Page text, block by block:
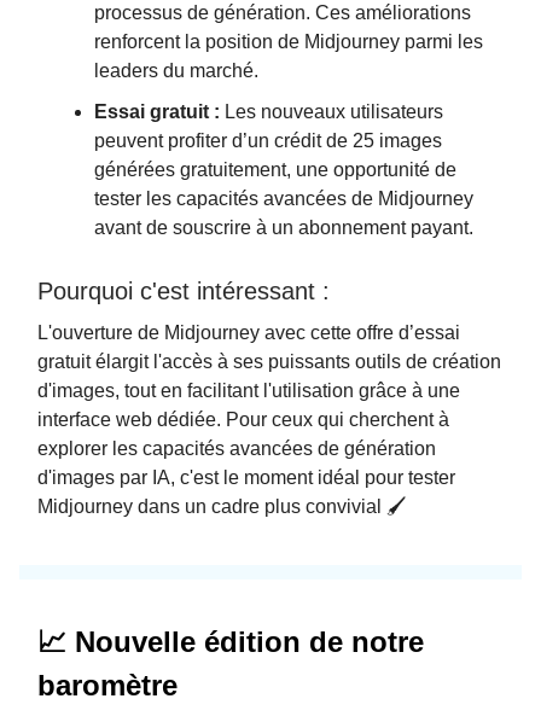
processus de génération. Ces améliorations
renforcent la position de Midjourney parmi les
leaders du marché.
Essai gratuit : Les nouveaux utilisateurs
peuvent profiter d’un crédit de 25 images
générées gratuitement, une opportunité de
tester les capacités avancées de Midjourney
avant de souscrire à un abonnement payant.
Pourquoi c'est intéressant :
L'ouverture de Midjourney avec cette offre d’essai
gratuit élargit l'accès à ses puissants outils de création
d'images, tout en facilitant l'utilisation grâce à une
interface web dédiée. Pour ceux qui cherchent à
explorer les capacités avancées de génération
d'images par IA, c'est le moment idéal pour tester
Midjourney dans un cadre plus convivial 🖌️
📈 Nouvelle édition de notre
baromètre